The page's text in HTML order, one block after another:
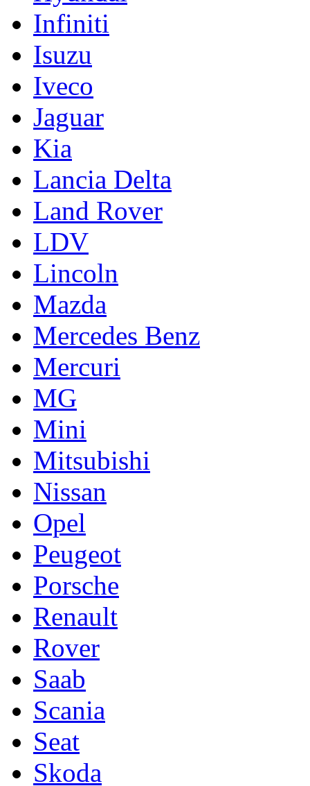
Infiniti
Isuzu
Iveco
Jaguar
Kia
Lancia Delta
Land Rover
LDV
Lincoln
Mazda
Mercedes Benz
Mercuri
MG
Mini
Mitsubishi
Nissan
Opel
Peugeot
Porsche
Renault
Rover
Saab
Scania
Seat
Skoda